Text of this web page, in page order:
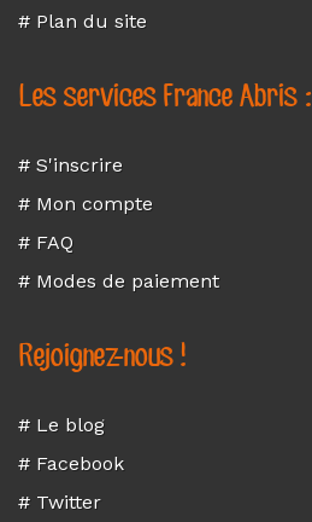
# Plan du site
Les services France Abris :
# S'inscrire
# Mon compte
# FAQ
# Modes de paiement
Rejoignez-nous !
# Le blog
# Facebook
# Twitter